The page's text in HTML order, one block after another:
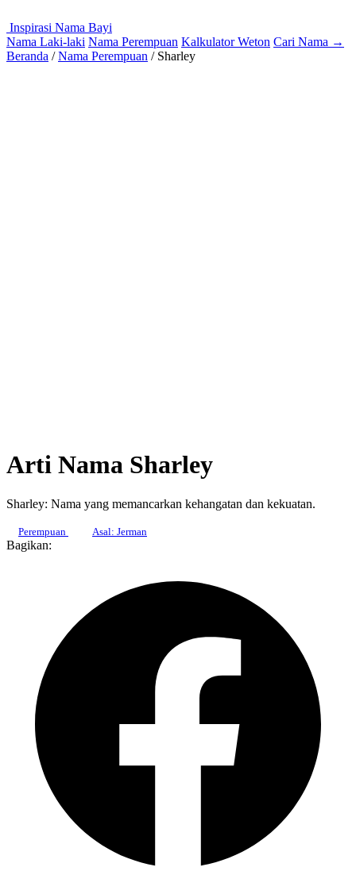
Inspirasi Nama Bayi
Nama Laki-laki Nama Perempuan Kalkulator Weton Cari Nama →
Beranda / Nama Perempuan / Sharley
Arti Nama Sharley
Sharley: Nama yang memancarkan kehangatan dan kekuatan.
Perempuan Asal: Jerman
Bagikan: